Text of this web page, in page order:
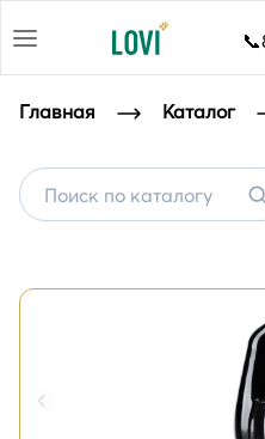
Главная Каталог
Часы и метеостанции с